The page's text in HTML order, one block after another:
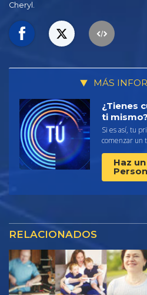
Cheryl.
MÁS
¿Tienes
ti mismo?
Si es así, tu
comenzar un
Haz
RELACIONADOS